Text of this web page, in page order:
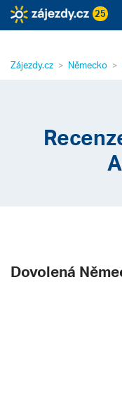
25
Zájezdy.cz Německo
Dovolená